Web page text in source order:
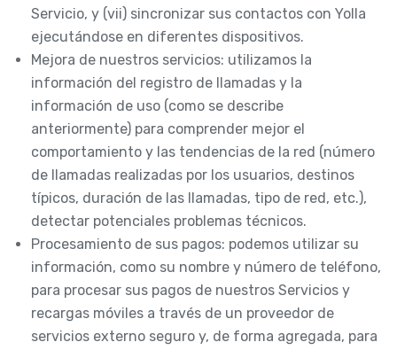
Servicio, y (vii) sincronizar sus contactos con Yolla
ejecutándose en diferentes dispositivos.
Mejora de nuestros servicios: utilizamos la
información del registro de llamadas y la
información de uso (como se describe
anteriormente) para comprender mejor el
comportamiento y las tendencias de la red (número
de llamadas realizadas por los usuarios, destinos
típicos, duración de las llamadas, tipo de red, etc.),
detectar potenciales problemas técnicos.
Procesamiento de sus pagos: podemos utilizar su
información, como su nombre y número de teléfono,
para procesar sus pagos de nuestros Servicios y
recargas móviles a través de un proveedor de
servicios externo seguro y, de forma agregada, para